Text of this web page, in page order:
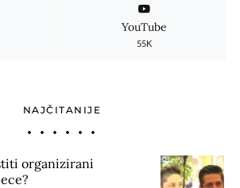
YouTube
55K
NAJČITANIJE
organizirani